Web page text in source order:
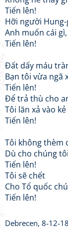
Tiến lên!
Hỡi người
Anh muốn cái
Tiến lên!
Đất dấy máu
Bạn tôi vừa ngã
Tiến lên!
Để trả thù cho
Tôi lăn xả vào
Tiến lên!
Tôi không thèm
Dù cho chúng
Tiến lên!
Tôi sẽ chết
Cho Tổ quốc
Tiến lên!
Debrecen, 8-12-